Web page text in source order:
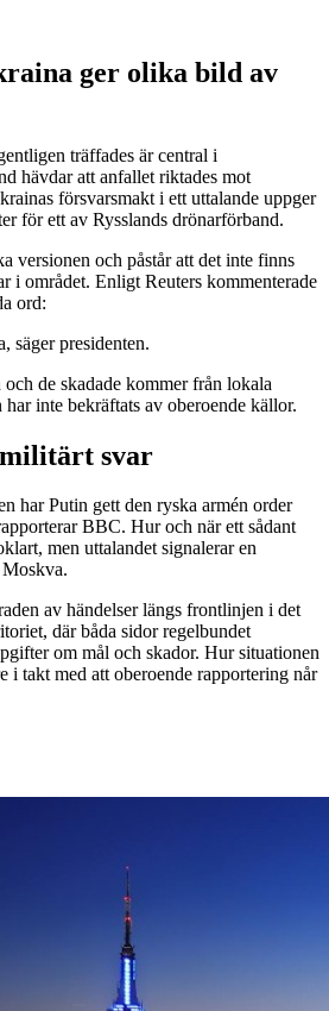
ger olika bild av
träffades är central i
hävdar att anfallet riktades mot
försvarsmakt i ett uttalande uppger
för ett av Rysslands drönarförband.
versionen och påstår att det inte finns
i området. Enligt Reuters kommenterade
ord:
säger presidenten.
de skadade kommer från lokala
inte bekräftats av oberoende källor.
svar
har Putin gett den ryska armén order
BBC. Hur och när ett sådant
men uttalandet signalerar en
av händelser längs frontlinjen i det
där båda sidor regelbundet
om mål och skador. Hur situationen
i takt med att oberoende rapportering når